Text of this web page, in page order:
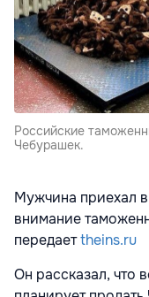
Российские
Чебурашек.
Мужчина приехал
внимание
передаетtheins.ru
Он рассказал, что